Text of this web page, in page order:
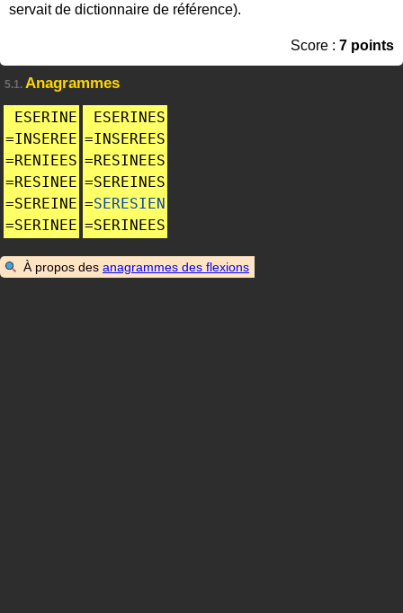
servait de dictionnaire de référence).
Score : 7 points
5.1. Anagrammes
ESERINE
=INSEREE
=RENIEES
=RESINEE
=SEREINE
=SERINEE
ESERINES
=INSEREES
=RESINEES
=SEREINES
=SERESIEN
=SERINEES
À propos des anagrammes des flexions